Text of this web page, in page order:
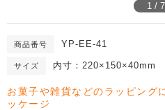
1 / 7
商品番号 YP-EE-41
サイズ 内寸：220×150×40mm
お菓子や雑貨などのラッピング
ッケージ